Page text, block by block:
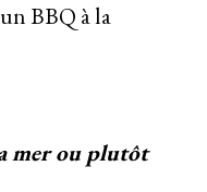
BBQ à la
mer ou plutôt